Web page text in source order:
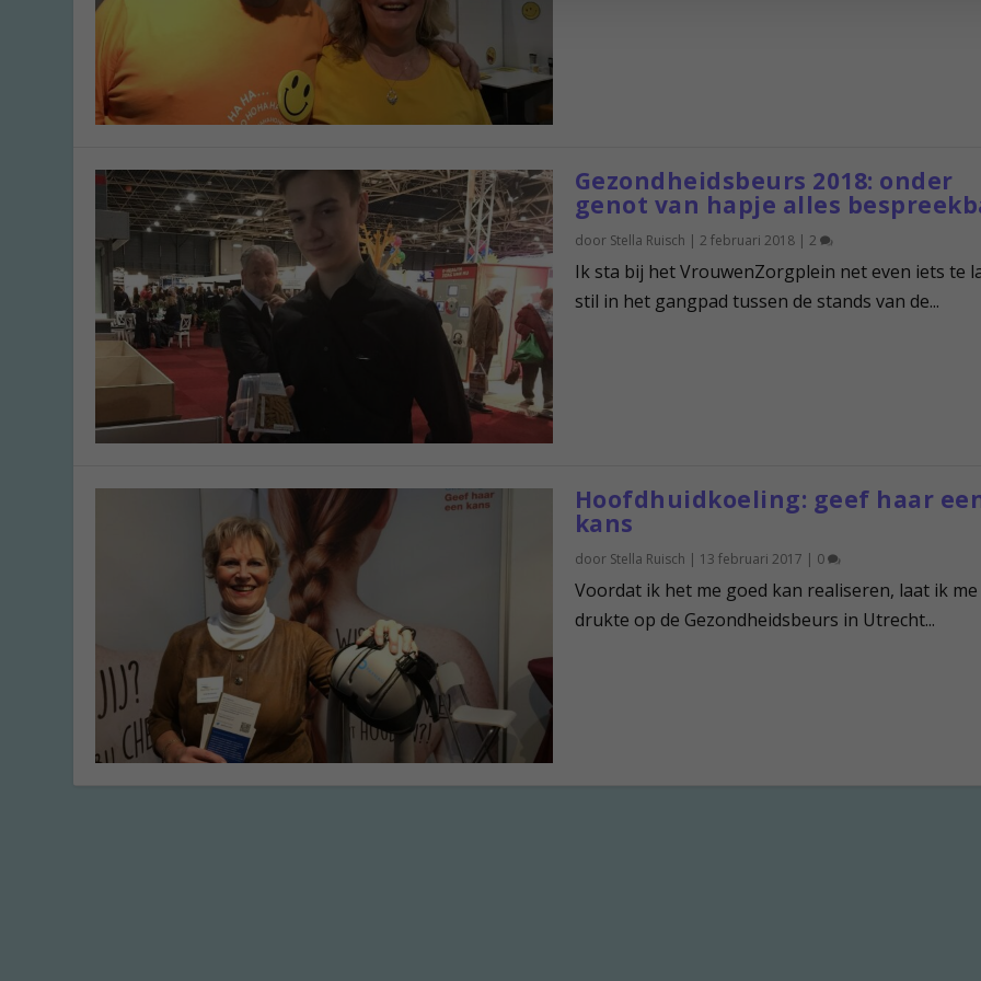
Gezondheidsbeurs 2018: onder
genot van hapje alles
door Stella Ruisch | 2 februari 2018| 2
Ik sta bij het VrouwenZorgplein net even iets te
stil in het gangpad tussen de stands van de...
Hoofdhuidkoeling: geef haar
kans
door Stella Ruisch | 13 februari 2017 | 0
Voordat ik het me goed kan realiseren, laat ik me
drukte op de Gezondheidsbeurs in Utrecht...